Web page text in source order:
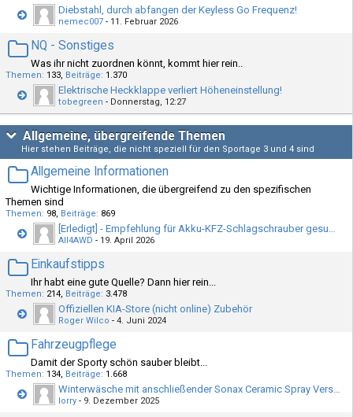
Diebstahl, durch abfangen der Keyless Go Frequenz!
nemec007 - 11. Februar 2026
NQ - Sonstiges
Was ihr nicht zuordnen könnt, kommt hier rein..
Themen 133 Beiträge 1.370
Elektrische Heckklappe verliert Höheneinstellung!
tobegreen - Donnerstag, 12:27
Allgemeine, übergreifende Themen
Hier stehen Beiträge, die nicht speziell für den Sportage 3 und 4 sind
Allgemeine Informationen
Wichtige Informationen, die übergreifend zu den spezifischen
Themen sind
Themen 98 Beiträge 869
[Erledigt] - Empfehlung für Akku-KFZ-Schlagschrauber gesucht
All4AWD - 19. April 2026
Einkaufstipps
Ihr habt eine gute Quelle? Dann hier rein...
Themen 214 Beiträge 3.478
Offiziellen KIA-Store (nicht online) Zubehör
Roger Wilco - 4. Juni 2024
Fahrzeugpflege
Damit der Sporty schön sauber bleibt...
Themen 134 Beiträge 1.668
Winterwäsche mit anschließender Sonax Ceramic Spray Versiegelung + Update
lorry - 9. Dezember 2025